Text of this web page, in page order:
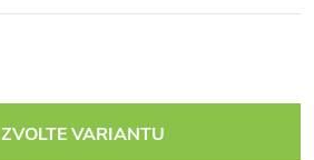
ZVOLTE VARIANTU